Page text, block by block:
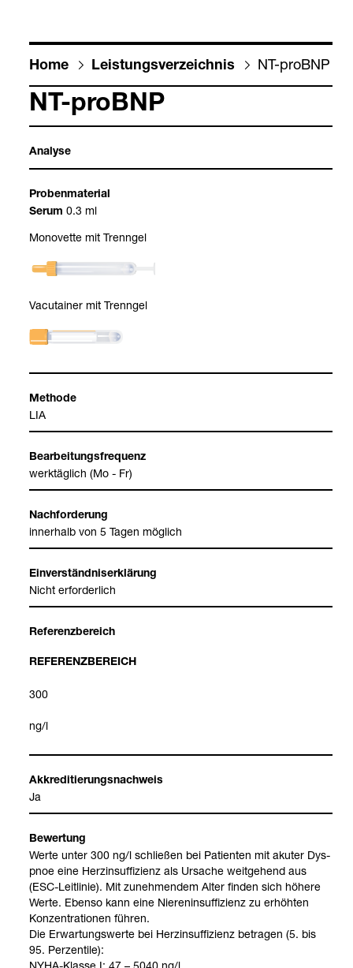
Home Leis­tungs­ver­zeich­nis NT-​proBNP
NT-​proBNP
Ana­lyse
Pro­ben­ma­te­rial
Serum 0.3 ml
Mono­vette mit Trenn­gel
Vacu­tai­ner mit Trenn­gel
Methode
LIA
Bear­bei­tungs­fre­quenz
werk­täg­lich (Mo - Fr)
Nach­for­de­rung
inner­halb von 5 Tagen mög­lich
Ein­ver­ständ­nis­er­klä­rung
Nicht erfor­der­lich
Refe­renz­be­reich
REFE­RENZ­BE­REICH
300
ng/l
Akkre­di­tie­rungs­nach­weis
Ja
Bewer­tung
Werte unter 300 ng/l schlie­ßen bei Pati­en­ten mit aku­ter Dys­
pnoe eine Herz­in­suf­fi­zi­enz als Ursa­che weit­ge­hend aus
(ESC-​Leit­li­nie). Mit zuneh­men­dem Alter fin­den sich höhere
Werte. Ebenso kann eine Nie­ren­in­suf­fi­zi­enz zu erhöh­ten
Kon­zen­tra­tio­nen füh­ren.
Die Erwar­tungs­werte bei Herz­in­suf­fi­zi­enz betra­gen (5. bis
95. Per­zen­tile):